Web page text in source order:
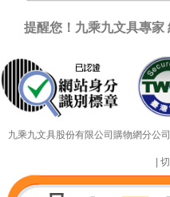
提醒您！九乘九文具專家
九乘九文具股份有限公司購物網分
|